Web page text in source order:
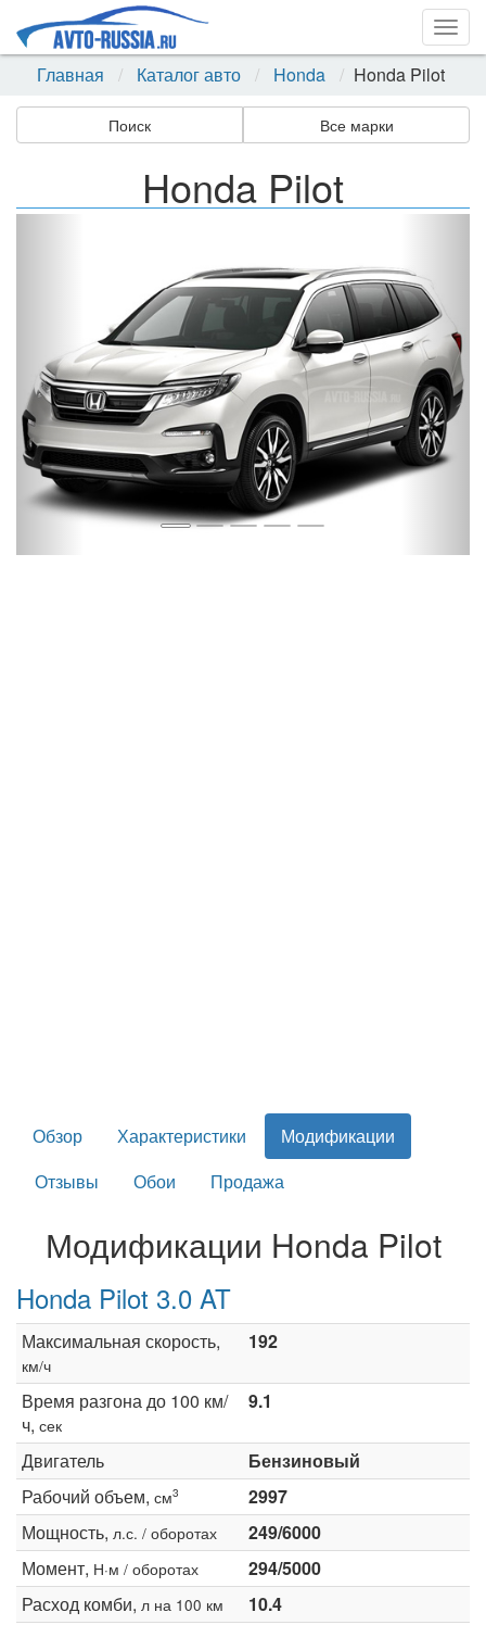
Главная
Каталог авто Honda Honda Pilot
Поиск Все марки
Honda Pilot
Обзор Характеристики
Модификации
Отзывы
Обои Продажа
Модификации Honda Pilot
Honda Pilot 3.0 AT
Максимальная скорость,
км/ч
192
Время разгона до 100 км/
ч, сек
9.1
Двигатель
Бензиновый
Рабочий объем, см3
2997
Мощность, л.с. / оборотах
249/6000
Момент, Н·м / оборотах
294/5000
Расход комби, л на 100 км
10.4